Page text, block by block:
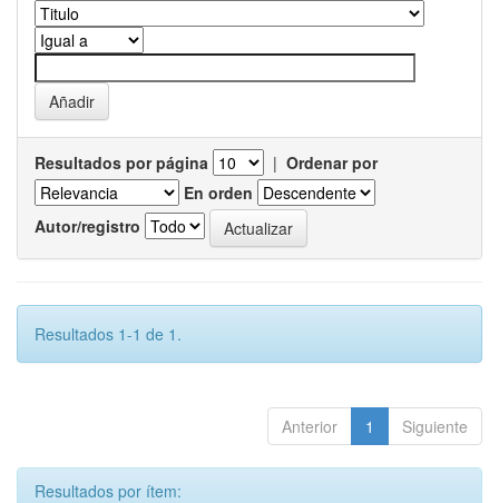
Resultados por página | Ordenar por
En orden
Autor/registro
Resultados 1-1 de 1.
Anterior 1 Siguiente
Resultados por ítem: